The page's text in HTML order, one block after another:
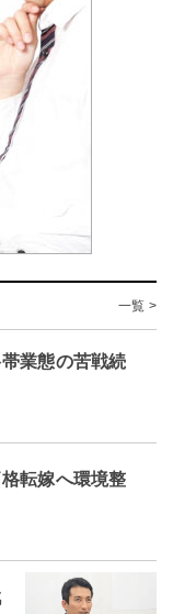
一覧 >
業態の苦戦続
転嫁へ環境整